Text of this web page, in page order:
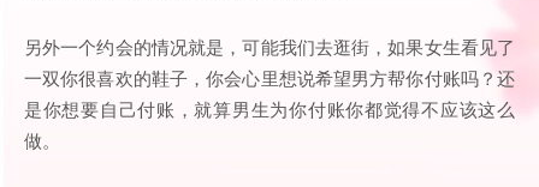
另外一个约会的情况就是，可能我们去逛街，如果女生看见了
一双你很喜欢的鞋子，你会心里想说希望男方帮你付账吗？还
是你想要自己付账，就算男生为你付账你都觉得不应该这么
做。